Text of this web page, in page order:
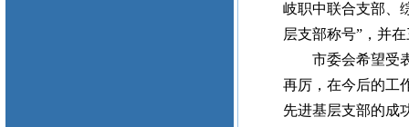
岐职中联合支部、
层支部称号”，并
市委会希望受表
再厉，在今后的工
先进基层支部的成